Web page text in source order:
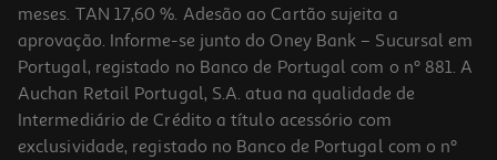
meses. TAN 17,60 %. Adesão ao Cartão sujeita a
aprovação. Informe-se junto do Oney Bank – Sucursal em
Portugal, registado no Banco de Portugal com o nº 881. A
Auchan Retail Portugal, S.A. atua na qualidade de
Intermediário de Crédito a título acessório com
exclusividade, registado no Banco de Portugal com o nº